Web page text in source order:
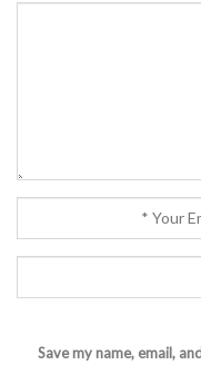
Save my name, email,